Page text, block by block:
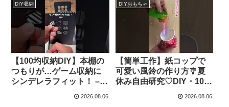
DIY収納
【100均収納DIY】本棚の
つもりが…ゲーム収納に
シンデレラフィット！ –
2026.08.06
DIYおもちゃ
【簡単工作】紙コップで
可愛い風鈴の作り方🎐夏
休み自由研究♡DIY・100
手作り風鈴｜折り紙工作
2026.08.06